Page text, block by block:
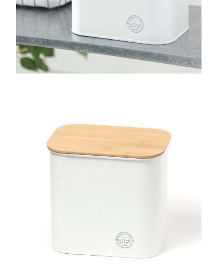
權轉讓予恩沛科技股份有限公司。
２．關於個人資料處理事宜，請瀏覽以下網址：
３．未成年的使用者請事先徵得法定代理人或監護人之同意方可使用
「AFTEE先享後付」，若未經同意申辦者引起之損失，本公司不負相關責
任。
４．使用「AFTEE先享後付」時，將依據個別帳號之用戶狀況，依本公司即
時審查核予不同之上限額度；若仍有額度不足之情形，本公司將視審查結果
請求用戶進行身份認證。
５．嚴禁一人註冊多個帳號或使用他人資訊註冊。若發現惡意使用之情形，